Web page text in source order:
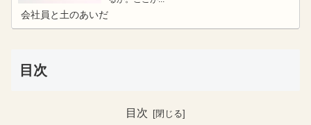
会社員と土のあいだ
目次
目次